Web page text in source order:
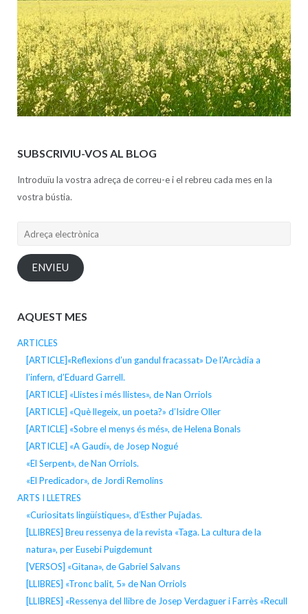
SUBSCRIVIU-VOS AL BLOG
Introduïu la vostra adreça de correu-e i el rebreu cada mes en la
vostra bústia.
Adreça
ENVIEU
AQUEST MES
ARTICLES
[ARTICLE]«Reflexions d’un gandul fracassat» De l’Arcàdia a
l’infern, d’Eduard Garrell.
[ARTICLE] «Llistes i més llistes», de Nan Orriols
[ARTICLE] «Què llegeix, un poeta?» d’Isidre Oller
[ARTICLE] «Sobre el menys és més», de Helena Bonals
[ARTICLE] «A Gaudí», de Josep Nogué
«El Serpent», de Nan Orriols.
«El Predicador», de Jordi Remolins
ARTS I LLETRES
«Curiositats lingüístiques», d’Esther Pujadas.
[LLIBRES] Breu ressenya de la revista «Taga. La cultura de la
natura», per Eusebi Puigdemunt
[VERSOS] «Gitana», de Gabriel Salvans
[LLIBRES] «Tronc balit, 5» de Nan Orriols
[LLIBRES] «Ressenya del llibre de Josep Verdaguer i Farrès «Recull